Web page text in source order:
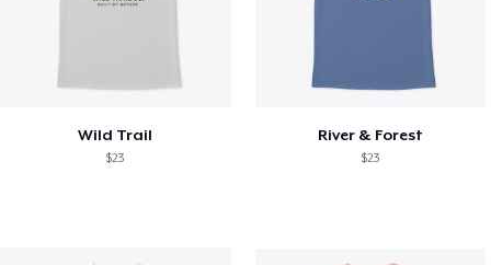
Wild Trail
$23
River & Forest
$23